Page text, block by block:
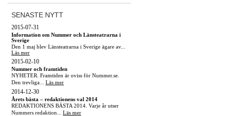
SENASTE NYTT
2015-07-31
Information om Nummer och Länsteatrarna i
Sverige
Den 1 maj blev Länsteatrarna i Sverige ägare av...
Läs mer
2015-02-10
Nummer och framtiden
NYHETER. Framtiden är oviss för Nummer.se.
Den trevliga... Läs mer
2014-12-30
Årets bästa – redaktionens val 2014
REDAKTIONENS BÄSTA 2014. Varje år utser
Nummers redaktion... Läs mer